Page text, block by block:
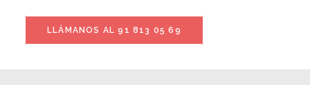
LLÁMANOS AL 91 813 05 69